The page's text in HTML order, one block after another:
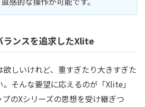
ランスを追求したXlite
しいけれど、重すぎたり大きすぎた
そんな要望に応えるのが「Xlite」
のXシリーズの思想を受け継ぎつ